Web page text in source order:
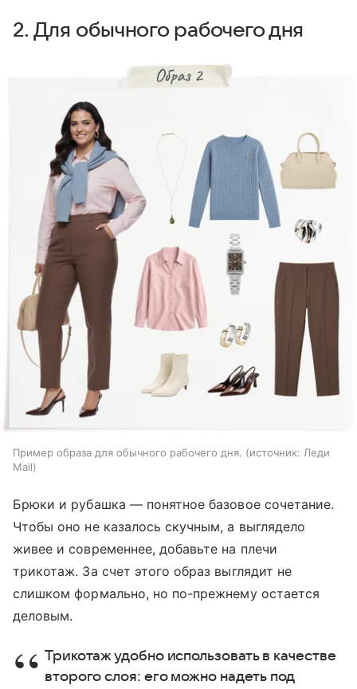
2. Для обычного рабочего дня
Пример образа для обычного рабочего дня. источник: Леди
Mail
Брюки и рубашка — понятное базовое сочетание.
Чтобы оно не казалось скучным, а выглядело
живее и современнее, добавьте на плечи
трикотаж. За счет этого образ выглядит не
слишком формально, но по-прежнему остается
деловым.
Трикотаж удобно использовать в качестве
второго слоя: его можно надеть под